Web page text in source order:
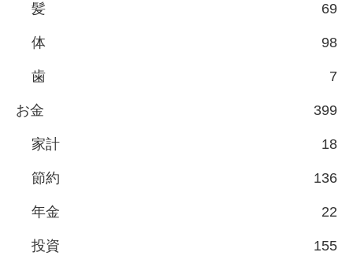
髪 69
体 98
歯 7
お金 399
家計 18
節約 136
年金 22
投資 155